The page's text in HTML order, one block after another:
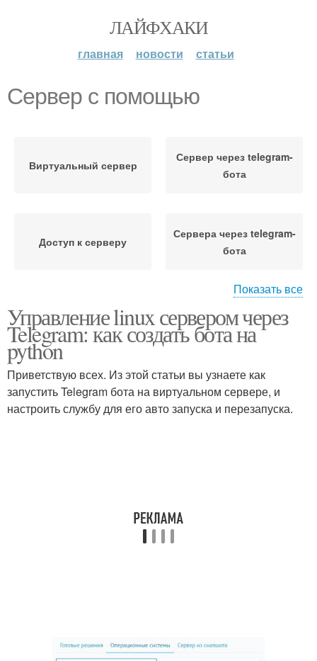
ЛАЙФХАКИ
главная новости статьи
Сервер с помощью
Виртуальный сервер
Сервер через telegram-
бота
Доступ к серверу
Сервера через telegram-
бота
Сервер по сравнению
Показать все
Управление linux сервером через
Telegram: как создать бота на
python
Приветствую всех. Из этой статьи вы узнаете как
запустить Telegram бота на виртуальном сервере, и
настроить службу для его авто запуска и перезапуска.